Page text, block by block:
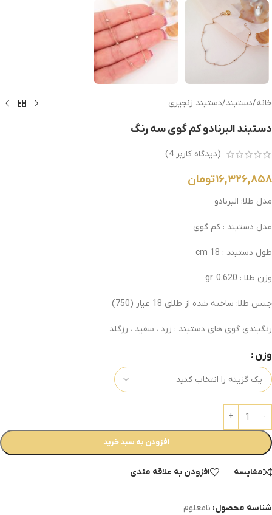
خانه/دستبند/دستبند زنجیری
دستبند البرنادو کم گوی سه رنگ
(دیدگاه کاربر 4
)
۱۶,۳۲۶,۸۵۸تومان
مدل طلا: البرنادو
مدل دستبند : کم گوی
طول دستبند : 18 cm
وزن طلا : 0.620 gr
جنس طلا: ساخته شده از طلای 18 عیار (750)
رنگبندی گوی های دستبند : زرد ، سفید ، رزگلد
وزن
افزودن به سبد خرید
مقایسه افزودن به علاقه مندی
شناسه محصول: نامعلوم